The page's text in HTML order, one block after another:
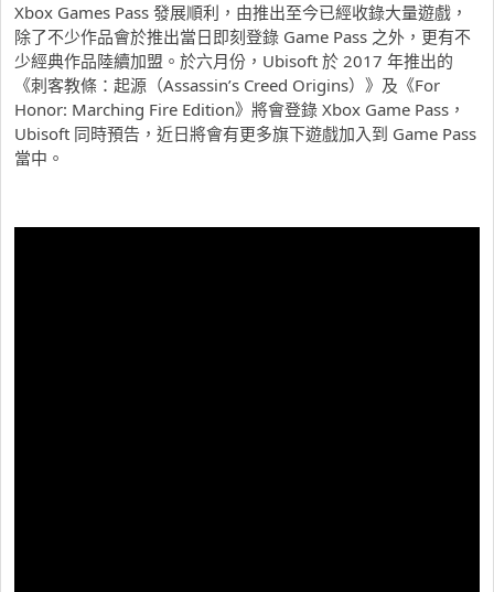
Xbox Games Pass 發展順利，由推出至今已經收錄大量遊戲，
除了不少作品會於推出當日即刻登錄 Game Pass 之外，更有不
少經典作品陸續加盟。於六月份，Ubisoft 於 2017 年推出的
《刺客教條：起源（Assassin’s Creed Origins）》及《For
Honor: Marching Fire Edition》將會登錄 Xbox Game Pass，
Ubisoft 同時預告，近日將會有更多旗下遊戲加入到 Game Pass
當中。